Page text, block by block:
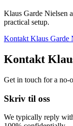
Klaus Garde Nielsen
practical setup.
Kontakt Klaus Garde
Kontakt
Get in touch for a no-
Skriv til oss
We typically reply